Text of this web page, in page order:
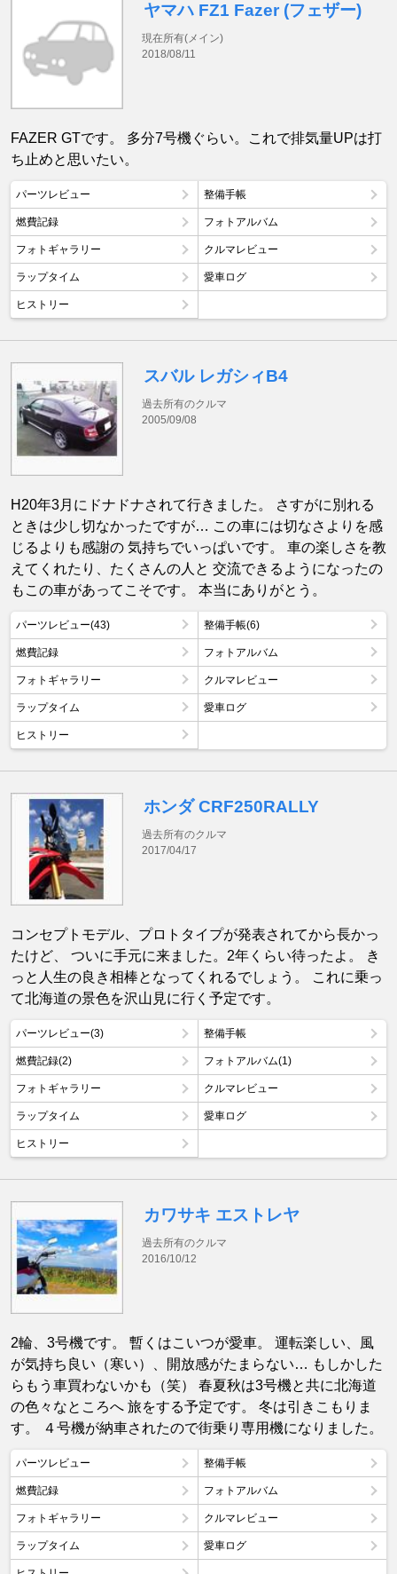
ヤマハ FZ1 Fazer (フェザー)
現在所有(メイン)
2018/08/11
FAZER GTです。 多分7号機ぐらい。これで排気量UPは打
ち止めと思いたい。
パーツレビュー 整備手帳
燃費記録 フォトアルバム
フォトギャラリー クルマレビュー
ラップタイム 愛車ログ
ヒストリー
スバル レガシィB4
過去所有のクルマ
2005/09/08
H20年3月にドナドナされて行きました。 さすがに別れる
ときは少し切なかったですが… この車には切なさよりを感
じるよりも感謝の 気持ちでいっぱいです。 車の楽しさを教
えてくれたり、たくさんの人と 交流できるようになったの
もこの車があってこそです。 本当にありがとう。
パーツレビュー(43) 整備手帳(6)
燃費記録 フォトアルバム
フォトギャラリー クルマレビュー
ラップタイム 愛車ログ
ヒストリー
ホンダ CRF250RALLY
過去所有のクルマ
2017/04/17
コンセプトモデル、プロトタイプが発表されてから長かっ
たけど、 ついに手元に来ました。2年くらい待ったよ。 き
っと人生の良き相棒となってくれるでしょう。 これに乗っ
て北海道の景色を沢山見に行く予定です。
パーツレビュー(3) 整備手帳
燃費記録(2) フォトアルバム(1)
フォトギャラリー クルマレビュー
ラップタイム 愛車ログ
ヒストリー
カワサキ エストレヤ
過去所有のクルマ
2016/10/12
2輪、3号機です。 暫くはこいつが愛車。 運転楽しい、風
が気持ち良い（寒い）、開放感がたまらない… もしかした
らもう車買わないかも（笑） 春夏秋は3号機と共に北海道
の色々なところへ 旅をする予定です。 冬は引きこもりま
す。 ４号機が納車されたので街乗り専用機になりました。
パーツレビュー 整備手帳
燃費記録 フォトアルバム
フォトギャラリー クルマレビュー
ラップタイム 愛車ログ